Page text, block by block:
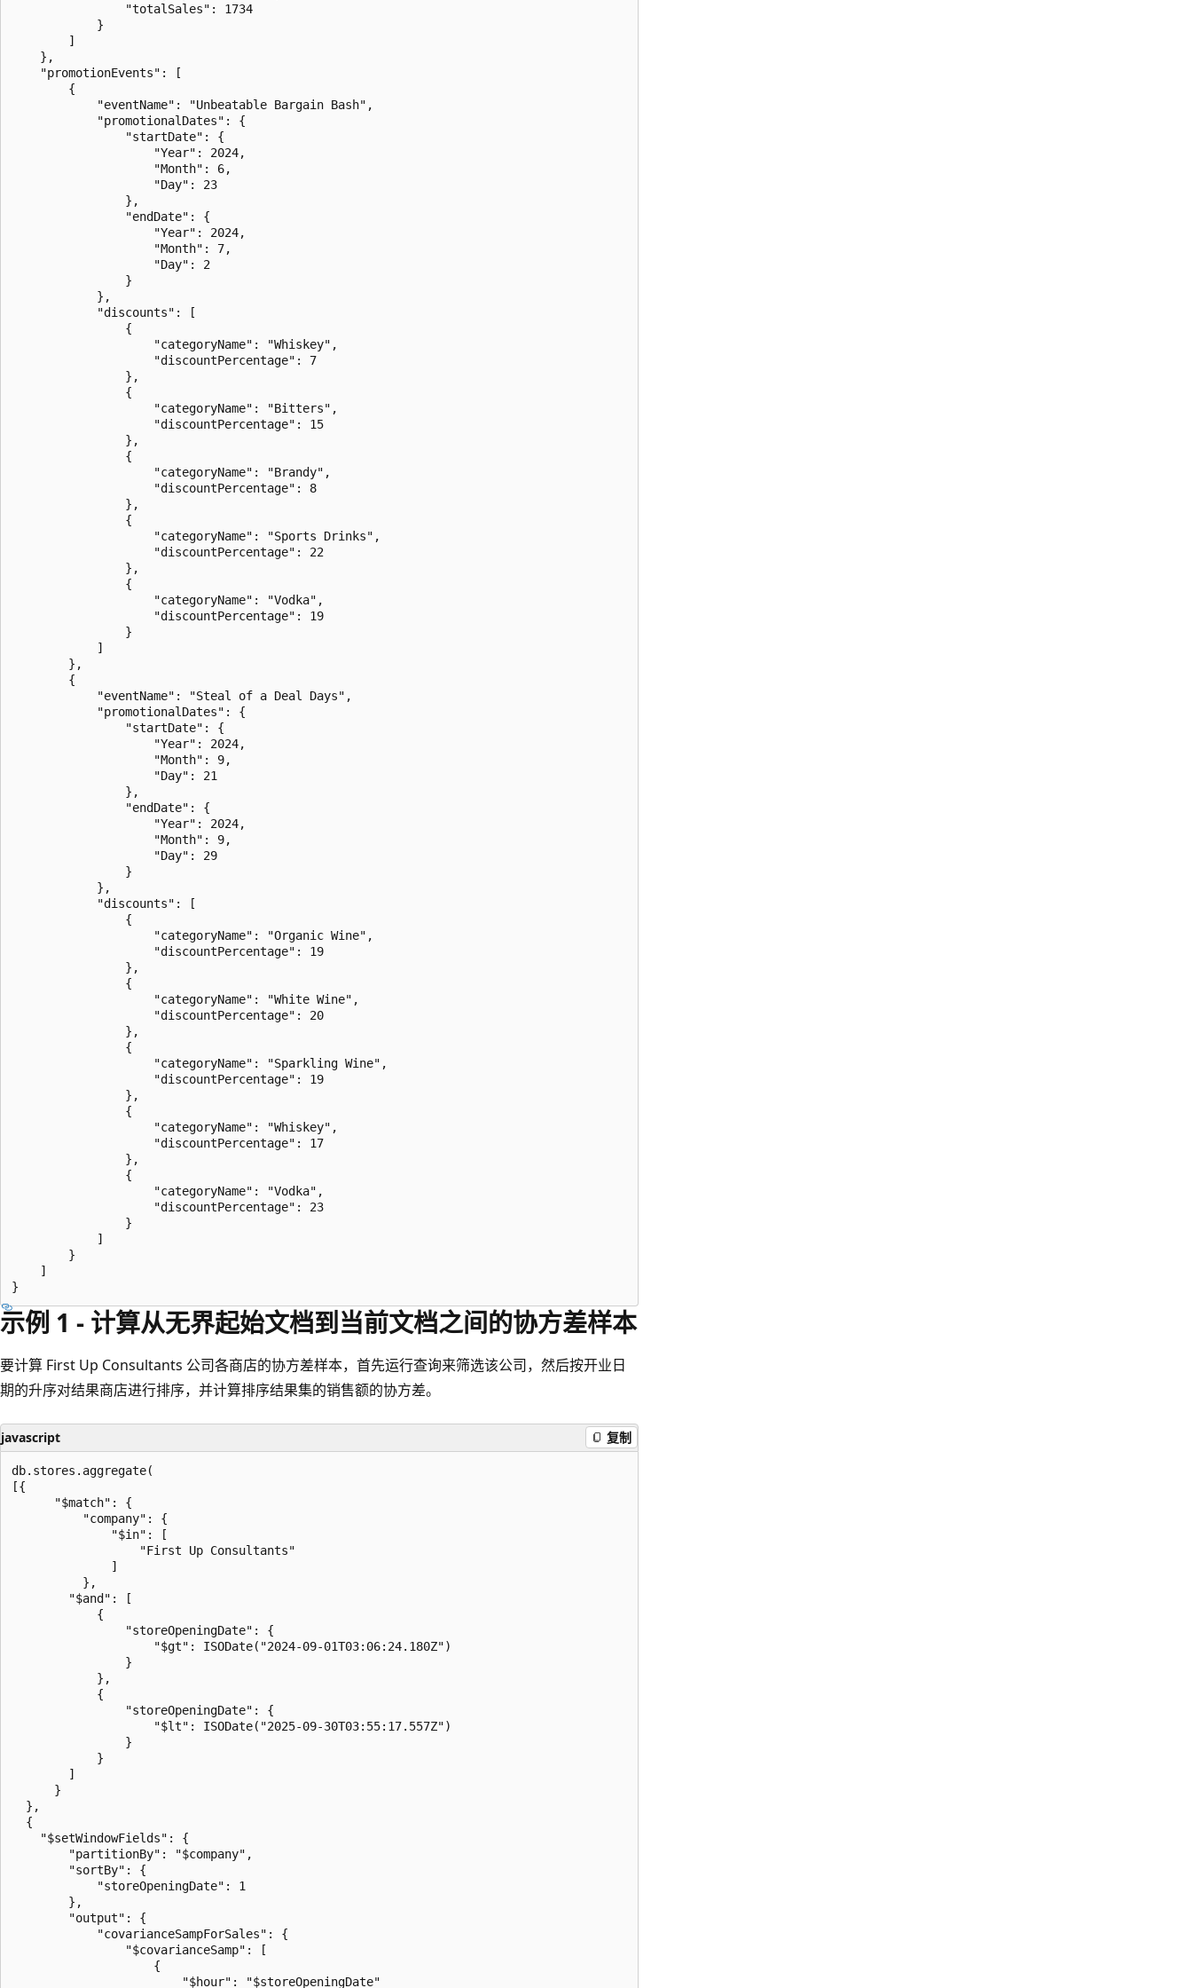
                "totalSales": 1734
            }
        ]
    },
    "promotionEvents": [
        {
            "eventName": "Unbeatable Bargain Bash",
            "promotionalDates": {
                "startDate": {
                    "Year": 2024,
                    "Month": 6,
                    "Day": 23
                },
                "endDate": {
                    "Year": 2024,
                    "Month": 7,
                    "Day": 2
                }
            },
            "discounts": [
                {
                    "categoryName": "Whiskey",
                    "discountPercentage": 7
                },
                {
                    "categoryName": "Bitters",
                    "discountPercentage": 15
                },
                {
                    "categoryName": "Brandy",
                    "discountPercentage": 8
                },
                {
                    "categoryName": "Sports Drinks",
                    "discountPercentage": 22
                },
                {
                    "categoryName": "Vodka",
                    "discountPercentage": 19
                }
            ]
        },
        {
            "eventName": "Steal of a Deal Days",
            "promotionalDates": {
                "startDate": {
                    "Year": 2024,
                    "Month": 9,
                    "Day": 21
                },
                "endDate": {
                    "Year": 2024,
                    "Month": 9,
                    "Day": 29
                }
            },
            "discounts": [
                {
                    "categoryName": "Organic Wine",
                    "discountPercentage": 19
                },
                {
                    "categoryName": "White Wine",
                    "discountPercentage": 20
                },
                {
                    "categoryName": "Sparkling Wine",
                    "discountPercentage": 19
                },
                {
                    "categoryName": "Whiskey",
                    "discountPercentage": 17
                },
                {
                    "categoryName": "Vodka",
                    "discountPercentage": 23
                }
            ]
        }
    ]
示例 1 - 计算从无界起始文档到当前文档之间的协方差样本
要计算 First Up Consultants 公司各商店的协方差样本，首先运行查询来筛选该公司，然后按开业日
期的升序对结果商店进行排序，并计算排序结果集的销售额的协方差。
javascript 复制
db.stores.aggregate(
[{
      "$match": {
          "company": {
              "$in": [
                  "First Up Consultants"
              ]
          },
        "$and": [
            {
                "storeOpeningDate": {
                    "$gt": ISODate("2024-09-01T03:06:24.180Z")
                }
            },
            {
                "storeOpeningDate": {
                    "$lt": ISODate("2025-09-30T03:55:17.557Z")
                }
            }
        ]
      }
  },
  {
    "$setWindowFields": {
        "partitionBy": "$company",
        "sortBy": {
            "storeOpeningDate": 1
        },
        "output": {
            "covarianceSampForSales": {
                "$covarianceSamp": [
                    {
                        "$hour": "$storeOpeningDate"